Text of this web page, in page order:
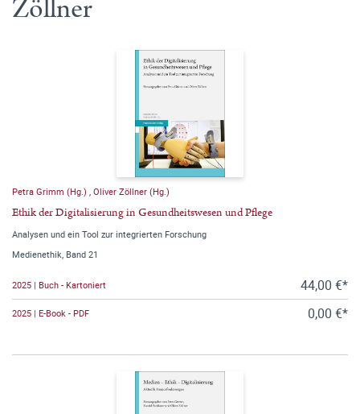
Zöllner
Petra Grimm (Hg.) Oliver Zöllner (Hg.)
Ethik der Digitalisierung in Gesundheitswesen und Pflege
Analysen und ein Tool zur integrierten Forschung
Medienethik, Band 21
2025 | Buch - Kartoniert 44,00 €*
2025 | E-Book - PDF 0,00 €*